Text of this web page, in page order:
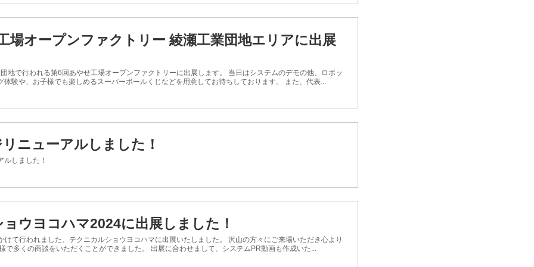
場オープンファクトリー 綾瀬工業団地エリアに出展
地で行われる第6回あやせ工場オープンファクトリーに出展します。 当日はシステムのデモの他、ロボッ
験や、お子様でも楽しめるスーパーボールくじなどを用意してお待ちしております。 また、代表...
ニューアルしました！
ルしました！
ウヨコハマ2024に出展しました！
て行われました、テクニカルショウヨコハマに出展いたしました。 沢山の方々にご来場いただき心より
で多くの商談をいただくことができました。 出展に合わせまして、システムPR動画も作成いた...